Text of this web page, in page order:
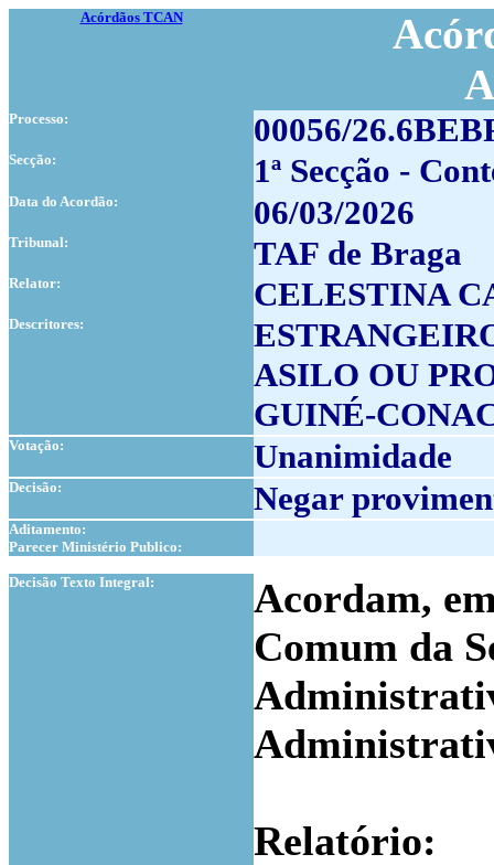
Acórdãos TCAN
Processo: 00056/
Secção: 1ª Secção -
Data do Acordão: 06/03/2026
Tribunal: TAF de Braga
Relator: CELESTINA
Descritores:
ASILO OU
GUINÉ-
Votação: Unanimidade
Decisão: Negar
Aditamento:
Parecer Ministério Publico:
Decisão Texto Integral:
Acordam,
Comum da
Relatório: